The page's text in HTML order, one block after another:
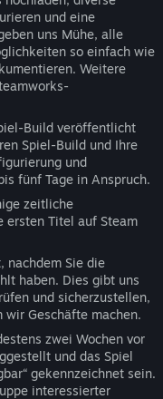
und eine
uns Mühe, alle
so einfach wie
Weitere
Build veröffentlicht
Spiel-Build und Ihre
und
fünf Tage in Anspruch.
zeitliche
ersten Titel auf Steam
nachdem Sie die
haben. Dies gibt uns
und sicherzustellen,
Geschäfte machen.
zwei Wochen vor
und das Spiel
gekennzeichnet sein.
interessierter